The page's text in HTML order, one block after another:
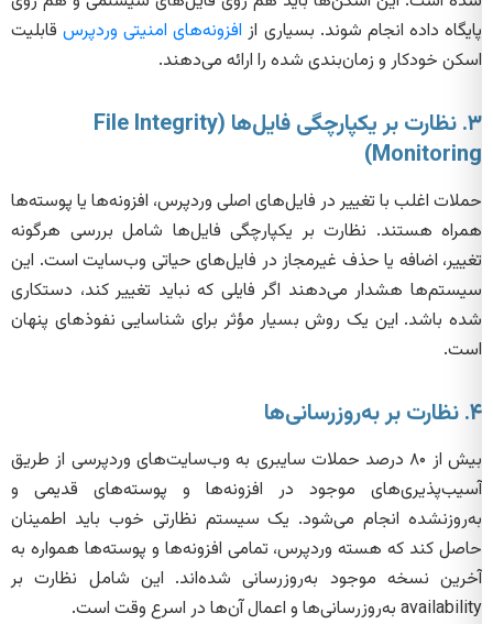
پایگاه داده انجام شوند. بسیاری از افزونه‌های امنیتی وردپرسقابلیت
اسکن خودکار و زمان‌بندی شده را ارائه می‌دهند.
۳. نظارت بر یکپارچگی فایل‌ها (File Integrity
Monitoring)
حملات اغلب با تغییر در فایل‌های اصلی وردپرس، افزونه‌ها یا پوسته‌ها
همراه هستند. نظارت بر یکپارچگی فایل‌ها شامل بررسی هرگونه
تغییر، اضافه یا حذف غیرمجاز در فایل‌های حیاتی وب‌سایت است. این
سیستم‌ها هشدار می‌دهند اگر فایلی که نباید تغییر کند، دستکاری
شده باشد. این یک روش بسیار مؤثر برای شناسایی نفوذهای پنهان
است.
۴. نظارت بر به‌روزرسانی‌ها
بیش از ۸۰ درصد حملات سایبری به وب‌سایت‌های وردپرسی از طریق
آسیب‌پذیری‌های موجود در افزونه‌ها و پوسته‌های قدیمی و
به‌روزنشده انجام می‌شود. یک سیستم نظارتی خوب باید اطمینان
حاصل کند که هسته وردپرس، تمامی افزونه‌ها و پوسته‌ها همواره به
آخرین نسخه موجود به‌روزرسانی شده‌اند. این شامل نظارت بر
availability به‌روزرسانی‌ها و اعمال آن‌ها در اسرع وقت است.